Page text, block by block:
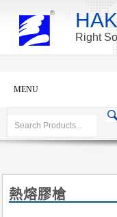
Right
MENU
熱熔膠槍